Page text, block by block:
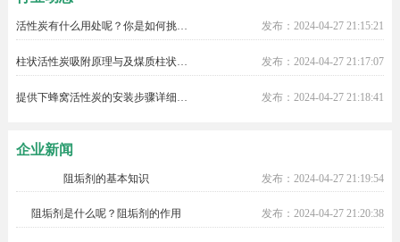
产品用于城镇自来水、污水处理、
油化工、制药等领域的供排水系统、循
环冷却水系统、深度净化系统、反渗透
系统和污水处理系统。
活性炭有什么用处呢？你是如何挑选的？ 发布：2024-04-27 21:15:21
柱状活性炭吸附原理与及煤质柱状活性炭对粘合剂的标准 发布：2024-04-27 21:17:07
提供下蜂窝活性炭的安装步骤详细流程 发布：2024-04-27 21:18:41
企业新闻
阻垢剂的基本知识 发布：2024-04-27 21:19:54
阻垢剂是什么呢？阻垢剂的作用 发布：2024-04-27 21:20:38